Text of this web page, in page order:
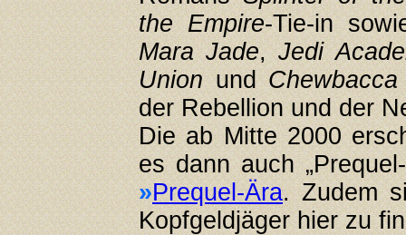
the Empire-Tie-in
Mara Jade,Jedi
UnionundChewbacca
der Rebellion und der
Die ab Mitte 2000
es dann auch
»Prequel-Ära. Zudem
Kopfgeldjäger hier zu